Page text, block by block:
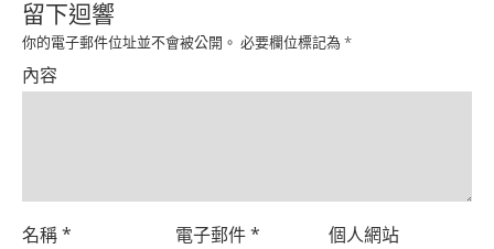
留下迴響
你的電子郵件位址並不會被公開。 必要欄位標記為 *
內容
名稱* 電子郵件* 個人網站